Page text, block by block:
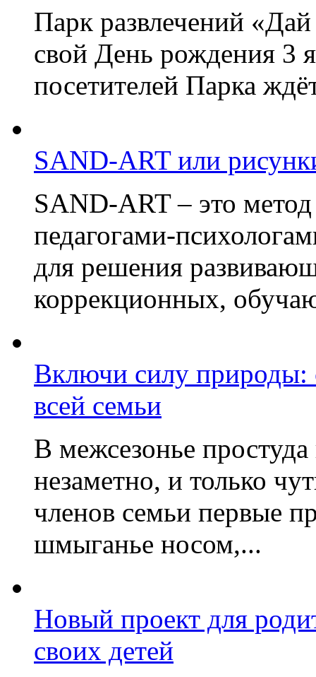
Парк развлечений
свой День рождения 3
посетителей Парка
SAND-ART или
SAND-ART – это
педагогами-
для решения
коррекционных,
Включи силу
всей семьи
В межсезонье
незаметно, и только
членов семьи первые
шмыганье носом,...
Новый проект для
своих детей